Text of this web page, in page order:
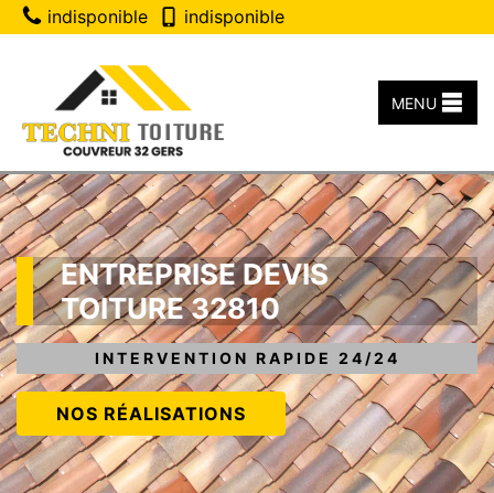
indisponible indisponible
MENU
ENTREPRISE DEVIS
TOITURE 32810
INTERVENTION RAPIDE 24/24
NOS RÉALISATIONS